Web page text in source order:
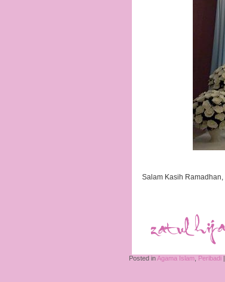
Salam Kasih Ramadhan,
Posted inAgama Islam Peribadi |